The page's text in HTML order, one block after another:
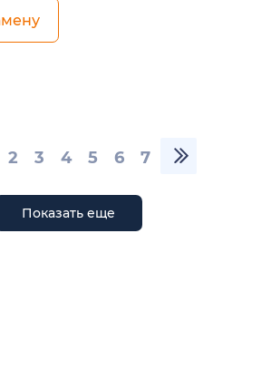
2 3 4 5 6 7
Показать еще